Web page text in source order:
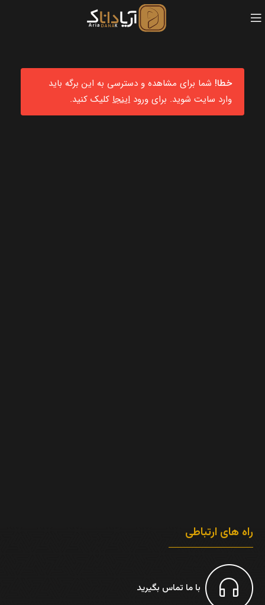
خطا! شما برای مشاهده و دسترسی به این برگه باید
وارد سایت شوید. برای ورود اینجا کلیک کنید.
راه های ارتباطی
با ما تماس بگیرید